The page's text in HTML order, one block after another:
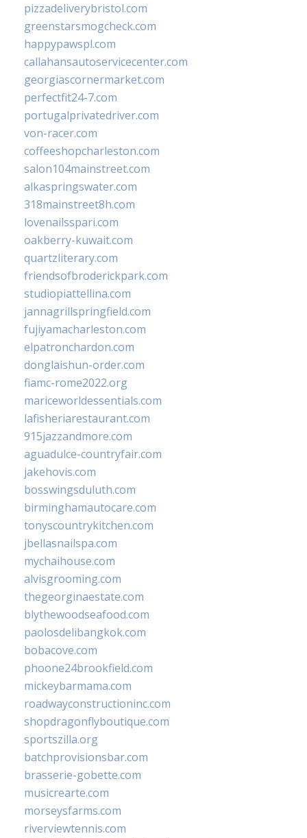
pizzadeliverybristol.com
greenstarsmogcheck.com
happypawspl.com
callahansautoservicecenter.com
georgiascornermarket.com
perfectfit24-7.com
portugalprivatedriver.com
von-racer.com
coffeeshopcharleston.com
salon104mainstreet.com
alkaspringswater.com
318mainstreet8h.com
lovenailsspari.com
oakberry-kuwait.com
quartzliterary.com
friendsofbroderickpark.com
studiopiattellina.com
jannagrillspringfield.com
fujiyamacharleston.com
elpatronchardon.com
donglaishun-order.com
fiamc-rome2022.org
mariceworldessentials.com
lafisheriarestaurant.com
915jazzandmore.com
aguadulce-countryfair.com
jakehovis.com
bosswingsduluth.com
birminghamautocare.com
tonyscountrykitchen.com
jbellasnailspa.com
mychaihouse.com
alvisgrooming.com
thegeorginaestate.com
blythewoodseafood.com
paolosdelibangkok.com
bobacove.com
phoone24brookfield.com
mickeybarmama.com
roadwayconstructioninc.com
shopdragonflyboutique.com
sportszilla.org
batchprovisionsbar.com
brasserie-gobette.com
musicrearte.com
morseysfarms.com
riverviewtennis.com